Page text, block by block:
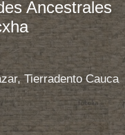
Ancestrales
Tierradento Cauca